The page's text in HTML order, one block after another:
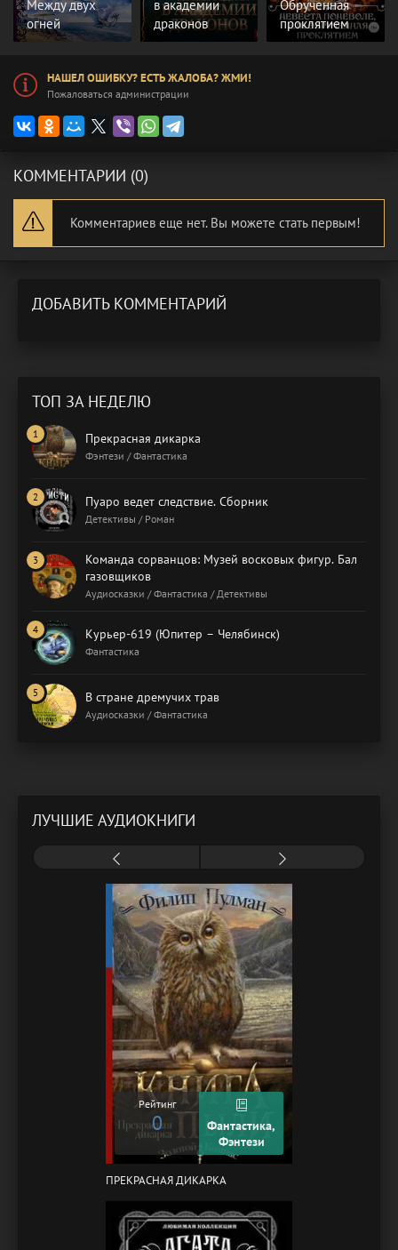
Между двух
огней
в академии
драконов
Обрученная
проклятием
НАШЕЛ ОШИБКУ? ЕСТЬ ЖАЛОБА? ЖМИ!
Пожаловаться администрации
КОММЕНТАРИИ (0)
Комментариев еще нет. Вы можете стать первым!
ДОБАВИТЬ КОММЕНТАРИЙ
ТОП ЗА НЕДЕЛЮ
Прекрасная дикарка
Фэнтези / Фантастика
Пуаро ведет следствие. Сборник
Детективы / Роман
Команда сорванцов: Музей восковых фигур. Бал
газовщиков
Аудиосказки / Фантастика / Детективы
Курьер-619 (Юпитер – Челябинск)
Фантастика
В стране дремучих трав
Аудиосказки / Фантастика
ЛУЧШИЕ АУДИОКНИГИ
Рейтинг
0
Фантастика,
Фэнтези
ПРЕКРАСНАЯ ДИКАРКА